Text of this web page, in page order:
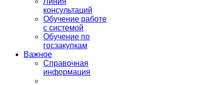
консультаций
Обучение работе
с системой
Обучение по
госзакупкам
Важное
Справочная
информация